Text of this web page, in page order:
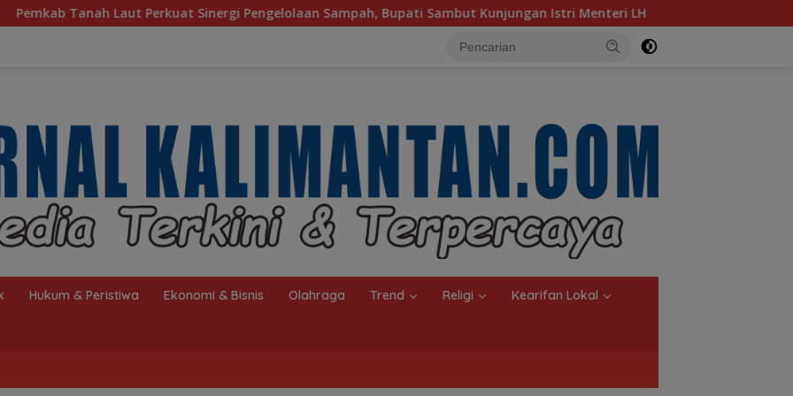
Sinergi Pengelolaan Sampah, Bupati Sambut Kunjungan Istri Menteri LH Sambut Ketua Komisi II DPR RI, Pemkot
Hukum & Peristiwa Ekonomi & Bisnis Olahraga Trend Religi Kearifan Lokal